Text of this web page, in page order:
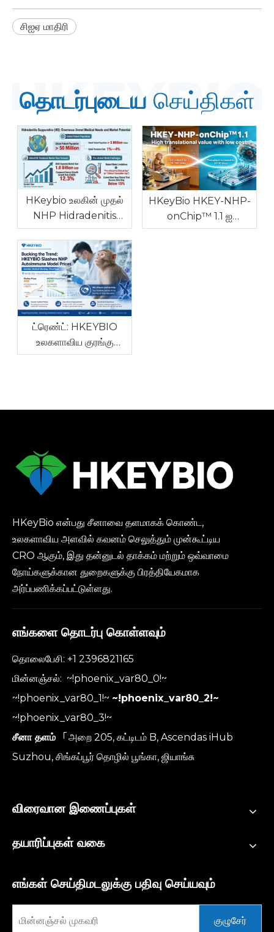
சிஐஏ மாதிரி
தொடர்புடைய செய்திகள்
HKeybio உலகின் முதல்
NHP Hidradenitis
Suppurativa மாடலை
உயர் மருத்துவ
நிலைத்தன்மையுடன்
உலகளாவிய மருந்து R&D
தடையைச் சமாளிக்க
அறிமுகப்படுத்துகிறது
HKeyBio HKEY-NHP-
onChip™ 1.1 ஐ
அறிமுகப்படுத்துகிறது:
ட்ரெண்ட்: HKEYBIO
உலகளாவிய குரங்கு
பற்றாக்குறைக்கு மத்தியில்
HKeyBio என்பது சீனாவை தளமாகக் கொண்ட,
உலகளாவிய அளவில் கவனம் செலுத்தும் முன்கூட்டிய
CRO ஆகும், இது தன்னுடல் தாக்கம் மற்றும் ஒவ்வாமை
நோய்களுக்கான துறைகளுக்கு பிரத்தியேகமாக
அர்ப்பணிக்கப்பட்டுள்ளது.
எங்களை தொடர்பு கொள்ளவும்
தொலைபேசி: +1 2396821165
மின்னஞ்சல்: ~!phoenix_var80_0!~
~!phoenix_var80_1!~ ~!phoenix_var80_2!~
~!phoenix_var80_3!~
சீனா தளம்
「அறை 205, கட்டிடம் B, Ascendas iHub
Suzhou, சிங்கப்பூர் தொழில் பூங்கா, ஜியாங்சு
விரைவான இணைப்புகள்
தயாரிப்புகள் வகை
எங்கள் செய்திமடலுக்கு பதிவு செய்யவும்
குழுசேர்